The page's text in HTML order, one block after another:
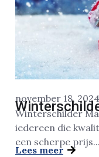
november 18, 2024
Winterschilder
iedereen die
een scherpe
Lees meer